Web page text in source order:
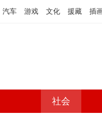
汽车 游戏 文化 援藏 插
社会